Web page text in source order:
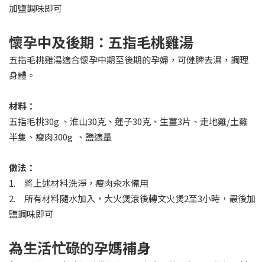
加鹽調味即可
懷孕中及後期：五指毛桃雞湯
五指毛桃雞湯適合懷孕中期至後期的孕婦，可健脾去濕，調理
身體。
材料：
五指毛桃30g 、淮山30克、蓮子30克、生薑3片、走地雞/土雞
半隻、瘦肉300g 、鹽適量
做法：
1. 將上述材料洗淨，瘦肉汆水備用
2. 所有材料隨水加入，大火煲滾後轉文火煲2至3小時，最後加
鹽調味即可
為生活忙碌的孕媽補身